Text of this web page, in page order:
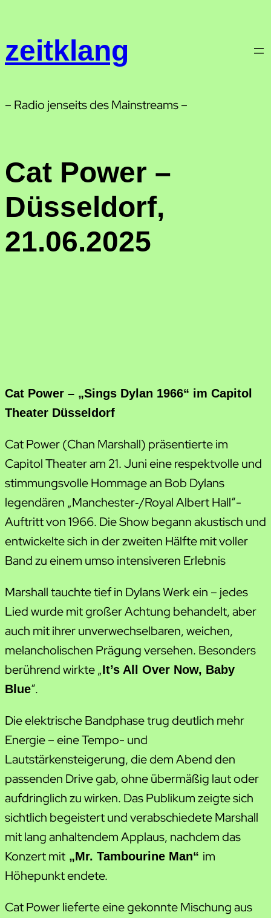
springen
zeitklang
– Radio jenseits des Mainstreams –
Cat Power –
Düsseldorf,
21.06.2025
Cat Power – „Sings Dylan 1966“ im Capitol
Theater Düsseldorf
Cat Power (Chan Marshall) präsentierte im
Capitol Theater am 21. Juni eine respektvolle und
stimmungsvolle Hommage an Bob Dylans
legendären „Manchester‑/Royal Albert Hall“-
Auftritt von 1966. Die Show begann akustisch und
entwickelte sich in der zweiten Hälfte mit voller
Band zu einem umso intensiveren Erlebnis
Marshall tauchte tief in Dylans Werk ein – jedes
Lied wurde mit großer Achtung behandelt, aber
auch mit ihrer unverwechselbaren, weichen,
melancholischen Prägung versehen. Besonders
berührend wirkte „It’s All Over Now, Baby
Blue“.
Die elektrische Bandphase trug deutlich mehr
Energie – eine Tempo- und
Lautstärkensteigerung, die dem Abend den
passenden Drive gab, ohne übermäßig laut oder
aufdringlich zu wirken. Das Publikum zeigte sich
sichtlich begeistert und verabschiedete Marshall
mit lang anhaltendem Applaus, nachdem das
Konzert mit „Mr. Tambourine Man“ im
Höhepunkt endete.
Cat Power lieferte eine gekonnte Mischung aus